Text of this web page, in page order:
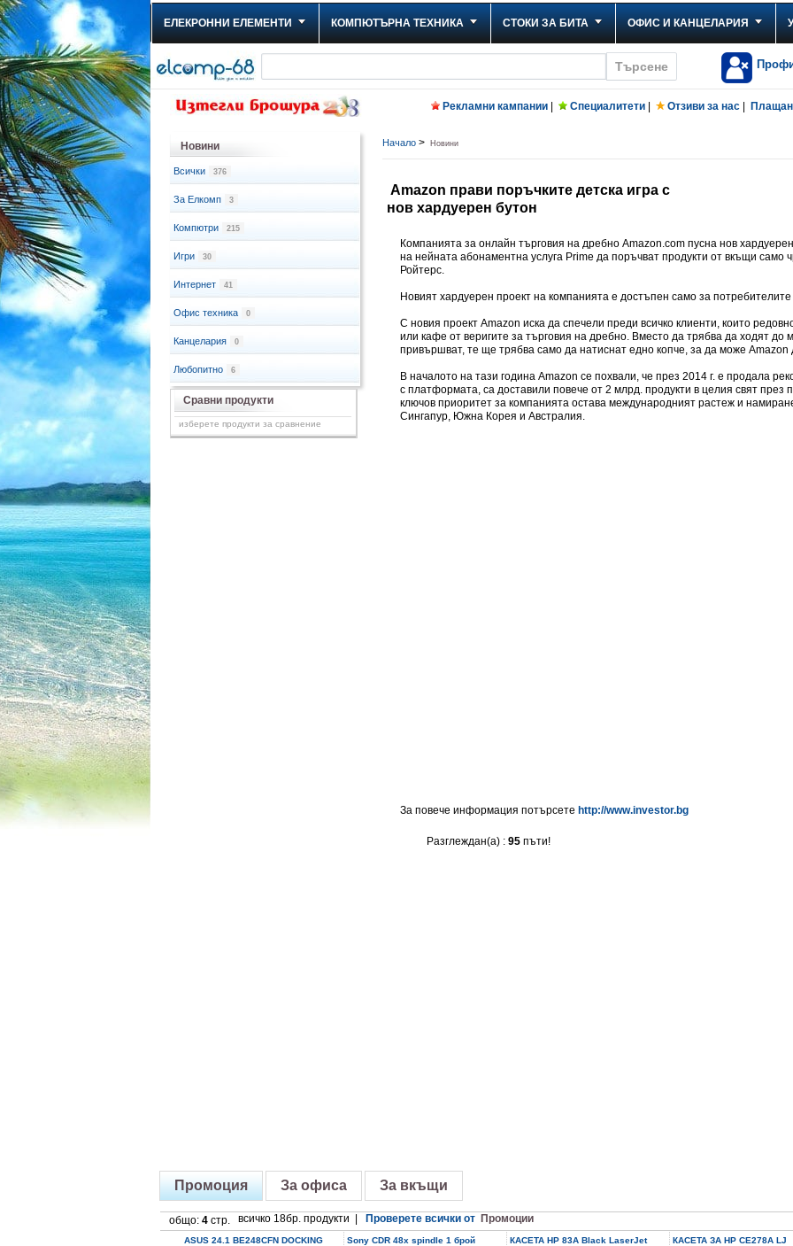
ЕЛЕКРОННИ ЕЛЕМЕНТИ КОМПЮТЪРНА ТЕХНИКА СТОКИ ЗА БИТА ОФИС И КАНЦЕЛАРИЯ
Рекламни кампании Специалитети Отзиви за нас
Новини
Всички 376
За Елкомп 3
Компютри 215
Игри 30
Интернет 41
Офис техника 0
Канцелария 0
Любопитно 6
Сравни продукти
изберете продукти за сравнение
Начало > Новини
Amazon прави поръчките детска игра с
нов хардуерен бутон
Компанията за онлайн търговия на дребно Amazon.com пусна нов
на нейната абонаментна услуга Prime да поръчват продукти от вкъщи само
Ройтерс.
Новият хардуерен проект на компанията е достъпен само за
С новия проект Amazon иска да спечели преди всичко клиенти, които
или кафе от веригите за търговия на дребно. Вместо да трябва да ходят до
привършват, те ще трябва само да натиснат едно копче, за да може Amazon
В началото на тази година Amazon се похвали, че през 2014 г. е продала
с платформата, са доставили повече от 2 млрд. продукти в целия свят
ключов приоритет за компанията остава международният растеж и
Сингапур, Южна Корея и Австралия.
За повече информация потърсете http://www.investor.bg
Разглеждан(а) : 95 пъти!
Промоция За офиса За вкъщи
общо: 4стр. всичко 18бр. продукти | Проверете всички от Промоции
ASUS 24.1 BE248CFN DOCKING Sony CDR 48x spindle 1 брой
КАСЕТА HP 83A Black LaserJet
КАСЕТА ЗА HP CE278A LJ